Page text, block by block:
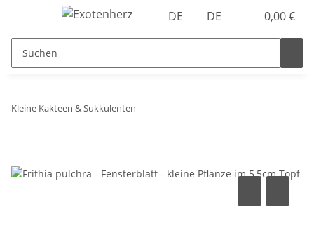
DE DE 0,00 €
Kleine Kakteen & Sukkulenten